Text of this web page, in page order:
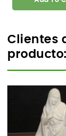
Clientes
producto: